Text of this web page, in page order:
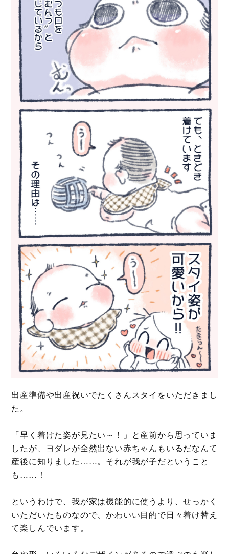
出産準備や出産祝いでたくさんスタイをいただきまし
た。
「早く着けた姿が見たい～！」と産前から思っていま
したが、ヨダレが全然出ない赤ちゃんもいるだなんて
産後に知りました……。それが我が子だということ
も……！
というわけで、我が家は機能的に使うより、せっかく
いただいたものなので、かわいい目的で日々着け替え
て楽しんでいます。